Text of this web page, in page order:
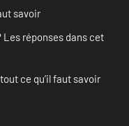
savoir
réponses dans cet
ce qu’il faut savoir